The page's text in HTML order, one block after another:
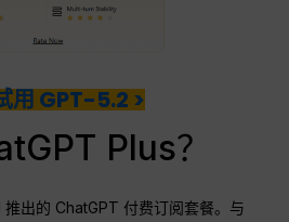
用 GPT-5.2 >
Plus？
推出的 ChatGPT 付费订阅套餐。与